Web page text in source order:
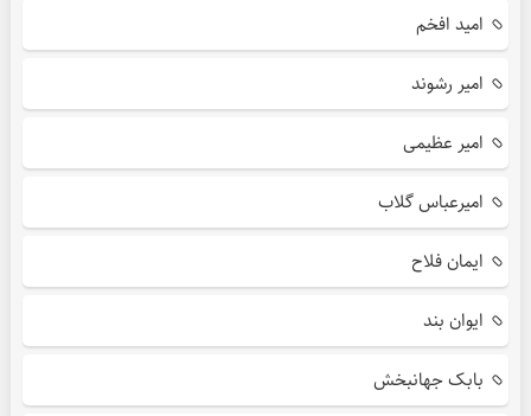
امید افخم
امیر رشوند
امیر عظیمی
امیرعباس گلاب
ایمان فلاح
ایوان بند
بابک جهانبخش